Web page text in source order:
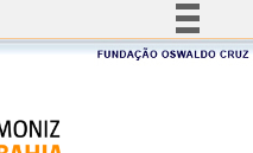
Simplifique!